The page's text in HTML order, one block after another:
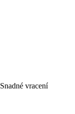
Snadné vracení